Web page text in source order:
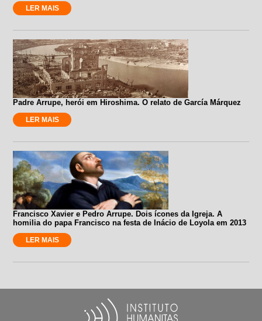
LER MAIS
Padre Arrupe, herói em Hiroshima. O relato de García Márquez
LER MAIS
Francisco Xavier e Pedro Arrupe. Dois ícones da Igreja. A
homilia do papa Francisco na festa de Inácio de Loyola em 2013
LER MAIS